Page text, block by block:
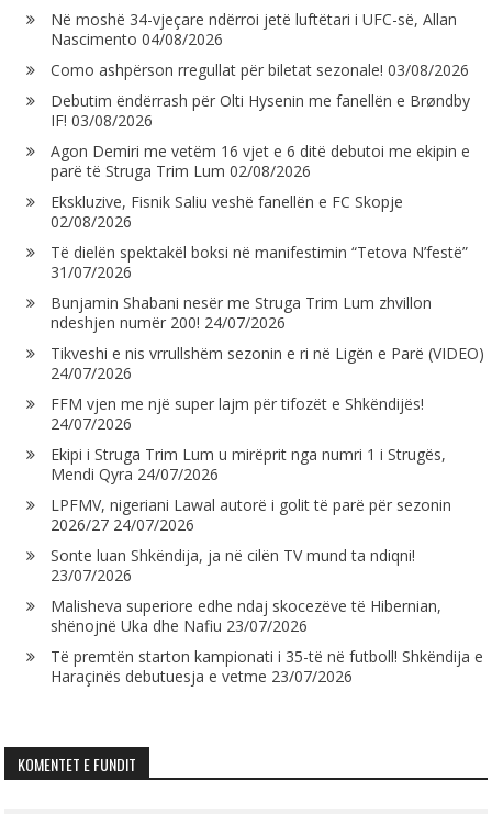
Në moshë 34-vjeçare ndërroi jetë luftëtari i UFC-së, Allan
Nascimento 04/08/2026
Como ashpërson rregullat për biletat sezonale! 03/08/2026
Debutim ëndërrash për Olti Hysenin me fanellën e Brøndby
IF! 03/08/2026
Agon Demiri me vetëm 16 vjet e 6 ditë debutoi me ekipin e
parë të Struga Trim Lum 02/08/2026
Ekskluzive, Fisnik Saliu veshë fanellën e FC Skopje
02/08/2026
Të dielën spektakël boksi në manifestimin “Tetova N’festë”
31/07/2026
Bunjamin Shabani nesër me Struga Trim Lum zhvillon
ndeshjen numër 200! 24/07/2026
Tikveshi e nis vrrullshëm sezonin e ri në Ligën e Parë (VIDEO)
24/07/2026
FFM vjen me një super lajm për tifozët e Shkëndijës!
24/07/2026
Ekipi i Struga Trim Lum u mirëprit nga numri 1 i Strugës,
Mendi Qyra 24/07/2026
LPFMV, nigeriani Lawal autorë i golit të parë për sezonin
2026/27 24/07/2026
Sonte luan Shkëndija, ja në cilën TV mund ta ndiqni!
23/07/2026
Malisheva superiore edhe ndaj skocezëve të Hibernian,
shënojnë Uka dhe Nafiu 23/07/2026
Të premtën starton kampionati i 35-të në futboll! Shkëndija e
Haraçinës debutuesja e vetme 23/07/2026
KOMENTET E FUNDIT